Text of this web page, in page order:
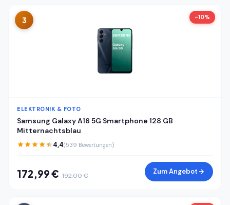
3 -10%
ELEKTRONIK & FOTO
Samsung Galaxy A16 5G Smartphone 128 GB
Mitternachtsblau
4,4(539 Bewertungen)
172,99 € 192,00 € Zum Angebot